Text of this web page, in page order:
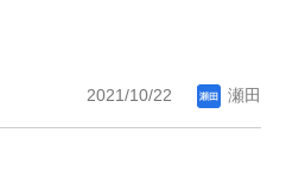
2021/10/22 瀬田